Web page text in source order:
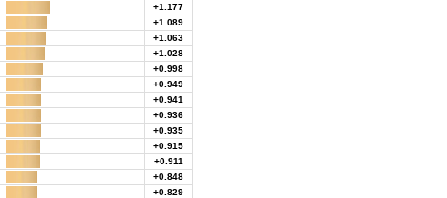
+1.177
+1.089
+1.063
+1.028
+0.998
+0.949
+0.941
+0.936
+0.935
+0.915
+0.911
+0.848
+0.829